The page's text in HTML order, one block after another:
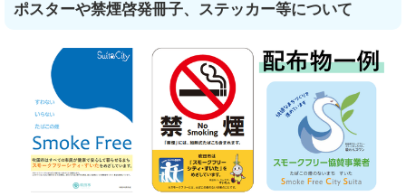
ポスターや禁煙啓発冊子、ステッカー等について